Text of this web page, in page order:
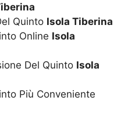
Quinto Isola Tiberina
Online Isola
Del Quinto Isola
Più Conveniente